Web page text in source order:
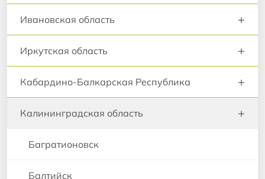
Ивановская область +
Иркутская область +
Кабардино-Балкарская Республика +
Калининградская область +
Багратионовск
Балтийск